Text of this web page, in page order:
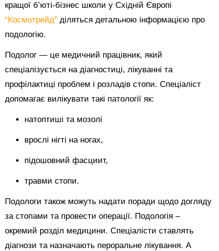
кращої б’юті-бізнес школи у Східній Європі
“Космотрейд” діляться детальною інформацією про
подологію.
Подолог — це медичний працівник, який
спеціалізується на діагностиці, лікуванні та
профілактиці проблем і розладів стопи. Спеціаліст
допомагає вилікувати такі патології як:
натоптиші та мозолі
врослі нігті на ногах,
підошовний фасциит,
травми стопи.
Подологи також можуть надати поради щодо догляду
за стопами та провести операції. Подологія –
окремий розділ медицини. Спеціалісти ставлять
діагнози та назначають пероральне лікування. А